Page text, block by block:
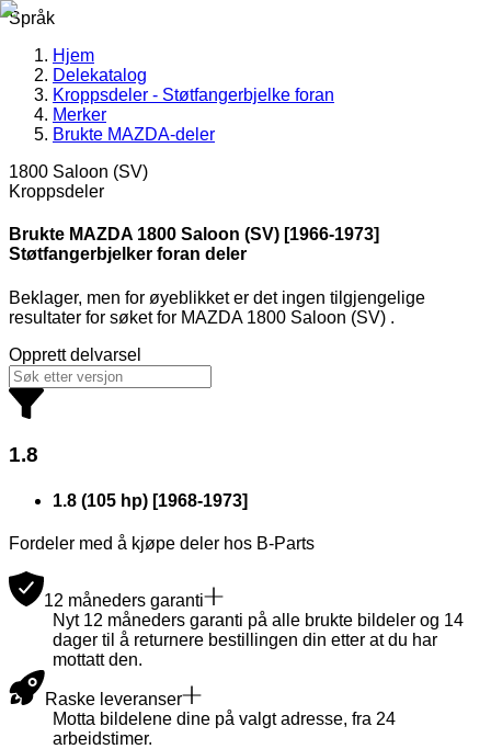
Språk
Hjem
Delekatalog
Kroppsdeler - Støtfangerbjelke foran
Merker
Brukte MAZDA-deler
1800 Saloon (SV)
Kroppsdeler
Brukte MAZDA 1800 Saloon (SV) [1966-1973]
Støtfangerbjelker foran deler
Beklager, men for øyeblikket er det ingen tilgjengelige
resultater for søketfor MAZDA 1800 Saloon (SV) .
Opprett delvarsel
1.8
1.8 (105 hp) [1968-1973]
Fordeler med å kjøpe deler hos B-Parts
12 måneders garanti
Nyt 12 måneders garanti på alle brukte bildeler og 14
dager til å returnere bestillingen din etter at du har
mottatt den.
Raske leveranser
Motta bildelene dine på valgt adresse, fra 24
arbeidstimer.